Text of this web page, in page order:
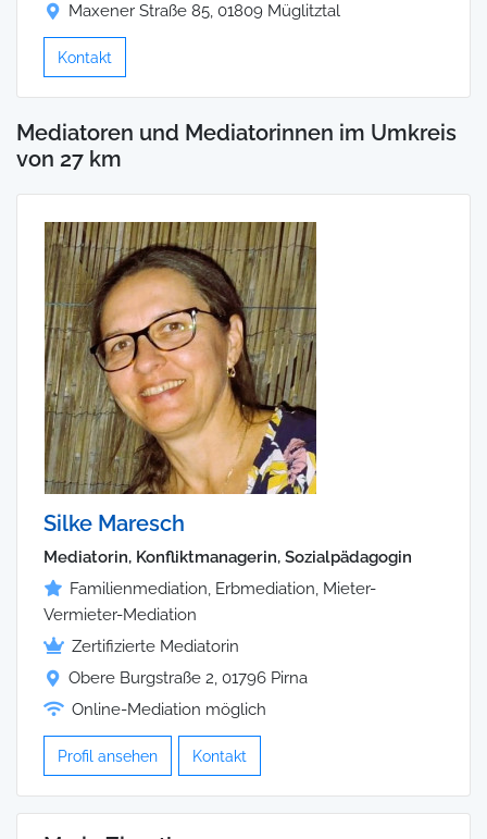
Maxener Straße 85, 01809 Müglitztal
Kontakt
Mediatoren und Mediatorinnen im Umkreis
von 27 km
Silke Maresch
Mediatorin, Konfliktmanagerin, Sozialpädagogin
Familienmediation, Erbmediation, Mieter-
Vermieter-Mediation
Zertifizierte Mediatorin
Obere Burgstraße 2, 01796 Pirna
Online-Mediation möglich
Profil ansehen Kontakt